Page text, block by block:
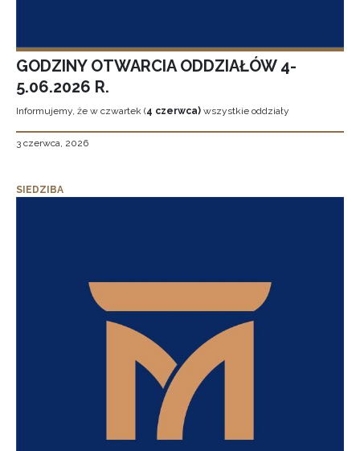
GODZINY OTWARCIA ODDZIAŁÓW 4-
5.06.2026 R.
Informujemy, że w czwartek (4 czerwca) wszystkie oddziały
3 czerwca, 2026
SIEDZIBA